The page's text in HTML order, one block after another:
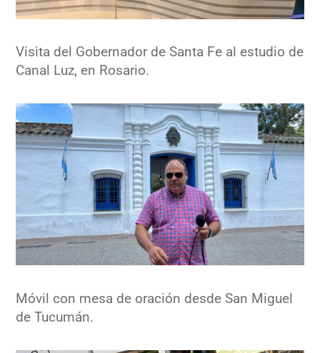
Visita del Gobernador de Santa Fe al estudio de
Canal Luz, en Rosario.
Móvil con mesa de oración desde San Miguel
de Tucumán.